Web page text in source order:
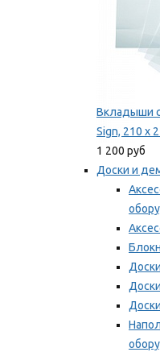
Вкладыши
Sign, 210 x
1 200 руб
Доски и